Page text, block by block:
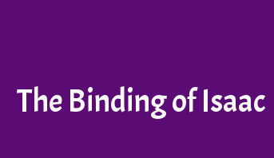
The Binding of Isaac